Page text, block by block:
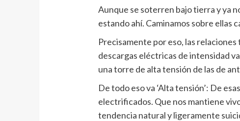
Aunque se soterren bajo tierra y ya
estando ahí. Caminamos sobre ellas
Precisamente por eso, las
descargas eléctricas de intensidad
una torre de alta tensión de las de
De todo eso va ‘Alta tensión’: De
electrificados. Que nos mantiene
tendencia natural y ligeramente